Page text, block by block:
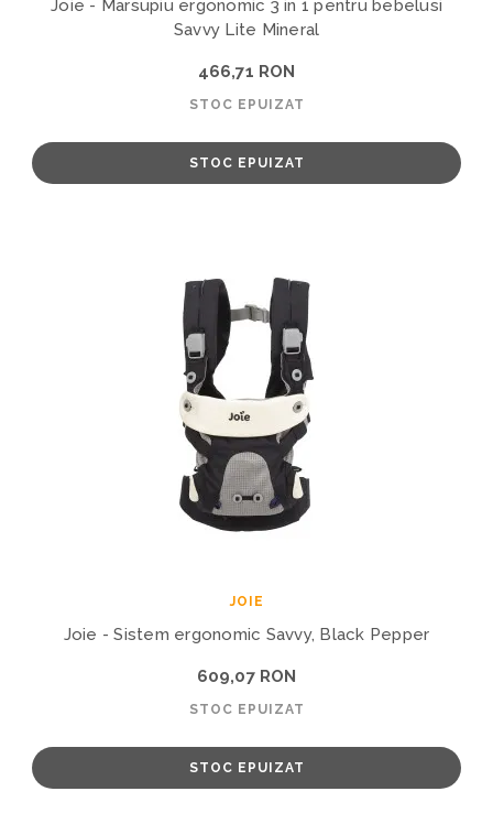
Joie - Marsupiu ergonomic 3 in 1 pentru bebelusi
Savvy Lite Mineral
466,71 RON
STOC EPUIZAT
STOC EPUIZAT
JOIE
Joie - Sistem ergonomic Savvy, Black Pepper
609,07 RON
STOC EPUIZAT
STOC EPUIZAT